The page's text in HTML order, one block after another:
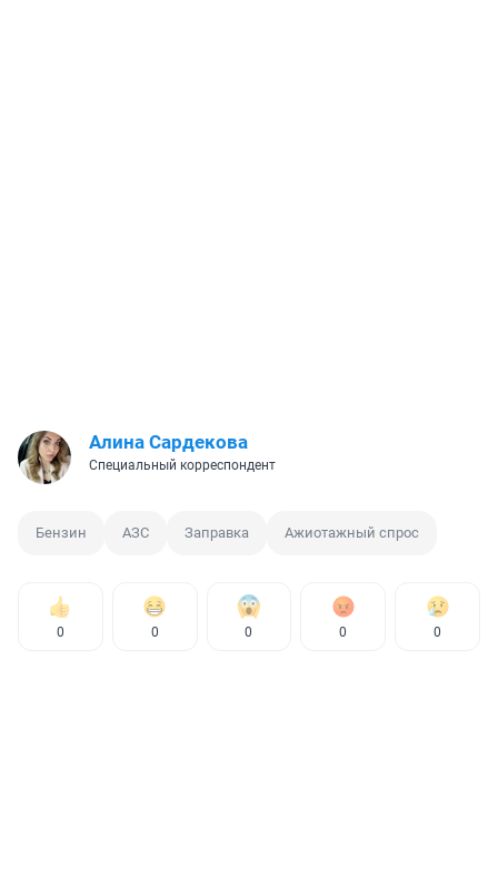
Алина Сардекова
Специальный корреспондент
Бензин АЗС Заправка Ажиотажный спрос
0 0 0 0 0